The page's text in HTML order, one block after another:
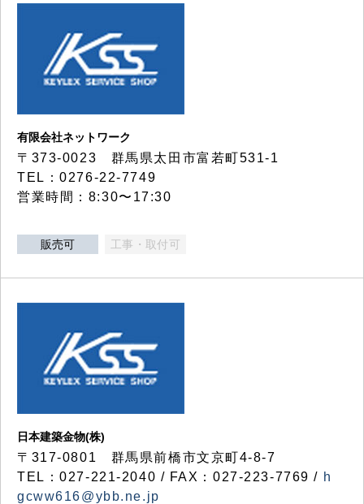
有限会社ネットワーク
〒373-0023 群馬県太田市富若町531-1
TEL：0276-22-7749
営業時間：8:30〜17:30
販売可 工事・取付可
日本建築金物(株)
〒317‐0801 群馬県前橋市文京町4-8-7
TEL：027-221-2040 / FAX：027-223-7769 / h
gcww616@ybb.ne.jp